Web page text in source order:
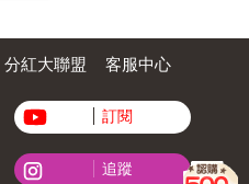
分紅大聯盟 客服中心
訂閱
追蹤